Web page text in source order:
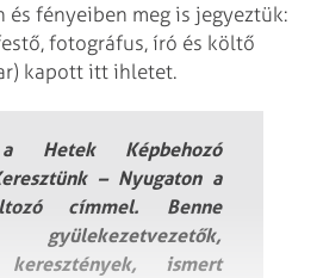
fényeiben meg is jegyeztük:
fotográfus, író és költő
kapott itt ihletet.
Hetek Képbehozó
– Nyugaton a
címmel. Benne
keresztények, ismert